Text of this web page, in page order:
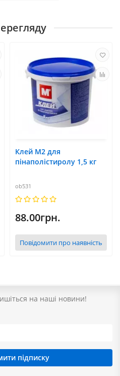
Клей М2 для
пінаполістиролу 1,5 кг
ob531
88.00грн.
Повідомити про наявність
на наші новини!
підписку